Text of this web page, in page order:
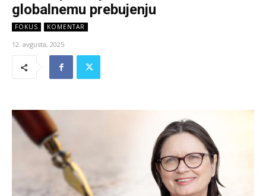
globalnemu prebujenju
FOKUS KOMENTAR
12. avgusta, 2025